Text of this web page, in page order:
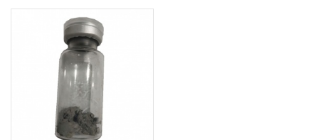
catalítica, ampliamente
utilizados en materiales
conductores transparentes.